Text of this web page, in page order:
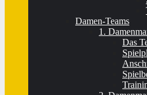
Damen-Teams
1.
Das